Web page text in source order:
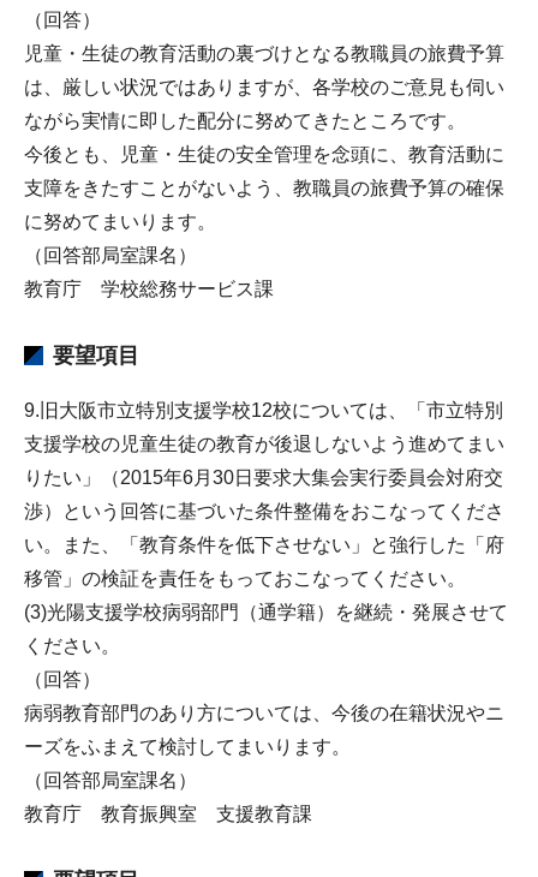
（回答）
児童・生徒の教育活動の裏づけとなる教職員の旅費予算
は、厳しい状況ではありますが、各学校のご意見も伺い
ながら実情に即した配分に努めてきたところです。
今後とも、児童・生徒の安全管理を念頭に、教育活動に
支障をきたすことがないよう、教職員の旅費予算の確保
に努めてまいります。
（回答部局室課名）
教育庁 学校総務サービス課
要望項目
9.旧大阪市立特別支援学校12校については、「市立特別
支援学校の児童生徒の教育が後退しないよう進めてまい
りたい」（2015年6月30日要求大集会実行委員会対府交
渉）という回答に基づいた条件整備をおこなってくださ
い。また、「教育条件を低下させない」と強行した「府
移管」の検証を責任をもっておこなってください。
(3)光陽支援学校病弱部門（通学籍）を継続・発展させて
ください。
（回答）
病弱教育部門のあり方については、今後の在籍状況やニ
ーズをふまえて検討してまいります。
（回答部局室課名）
教育庁 教育振興室 支援教育課